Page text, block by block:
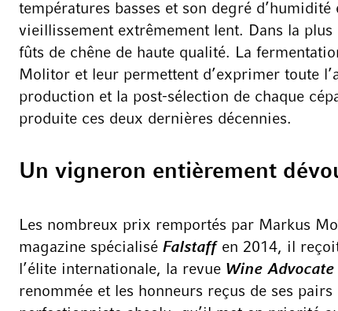
températures basses et son degré
vieillissement extrêmement lent. Dans la
fûts de chêne de haute qualité. La
Molitor et leur permettent d’exprimer toute
production et la post-sélection de chaque
produite ces deux dernières décennies.
Un vigneron entièrement
Les nombreux prix remportés par Markus
magazine spécialisé Falstaffen 2014, il
l’élite internationale, la revue Wine Advocate
renommée et les honneurs reçus de ses